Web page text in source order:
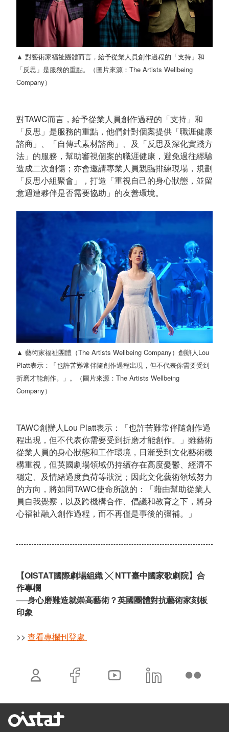
▲ 對藝術家福祉團體而言，給予從業人員創作過程的「支持」和
「反思」是服務的重點。（圖片來源：The Artists Wellbeing
Company）
對TAWC而言，給予從業人員創作過程的「支持」和
「反思」是服務的重點，他們針對個案提供「職涯健康
諮商」、「自傳式素材諮商」、及「反思及深化實踐方
法」的服務，幫助審視個案的職涯健康，避免過往經驗
造成二次創傷；亦會邀請專業人員親臨排練現場，規劃
「反思小組聚會」，打造「重視自己的身心狀態，並留
意週遭夥伴是否需要協助」的友善環境。
▲ 藝術家福祉團體（The Artists Wellbeing Company）創辦人Lou
Platt表示：「也許苦難常伴隨創作過程出現，但不代表你需要受到
折磨才能創作。」。（圖片來源：The Artists Wellbeing
Company）
TAWC創辦人Lou Platt表示：「也許苦難常伴隨創作過
程出現，但不代表你需要受到折磨才能創作。」雖藝術
從業人員的身心狀態和工作環境，日漸受到文化藝術機
構重視，但英國劇場領域仍持續存在高度憂鬱、經濟不
穩定、及情緒過度負荷等狀況；因此文化藝術領域努力
的方向，將如同TAWC使命所說的：「藉由幫助從業人
員自我覺察，以及跨機構合作、倡議和教育之下，將身
心福祉融入創作過程，而不再僅是事後的彌補。」
【OISTAT國際劇場組織 ╳ NTT臺中國家歌劇院】合
作專欄
──身心磨難造就崇高藝術？英國團體對抗藝術家刻板
印象
>> 查看專欄刊登處